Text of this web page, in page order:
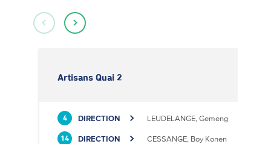
Artisans Quai 2
4 DIRECTION LEUDELANGE, Gemeng
14 DIRECTION CESSANGE, Boy Konen